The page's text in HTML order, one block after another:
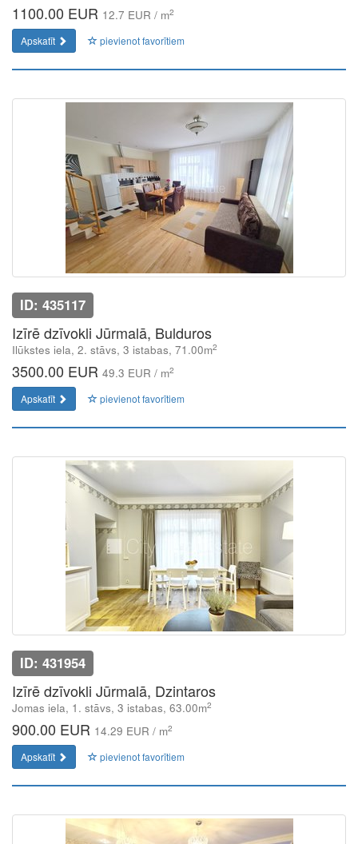
1100.00 EUR 12.7 EUR / m2
Apskatīt pievienot favorītiem
ID: 435117
Izīrē dzīvokli Jūrmalā, Bulduros
Ilūkstes iela, 2. stāvs, 3 istabas, 71.00m2
3500.00 EUR 49.3 EUR / m2
Apskatīt pievienot favorītiem
ID: 431954
Izīrē dzīvokli Jūrmalā, Dzintaros
Jomas iela, 1. stāvs, 3 istabas, 63.00m2
900.00 EUR 14.29 EUR / m2
Apskatīt pievienot favorītiem